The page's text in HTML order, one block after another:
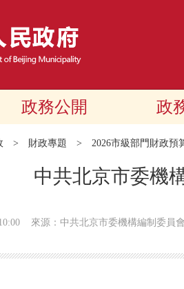
政務公開 政
> 財政專題 > 2026市級部門財政預
中共北京市委機
來源：中共北京市委機構編制委員